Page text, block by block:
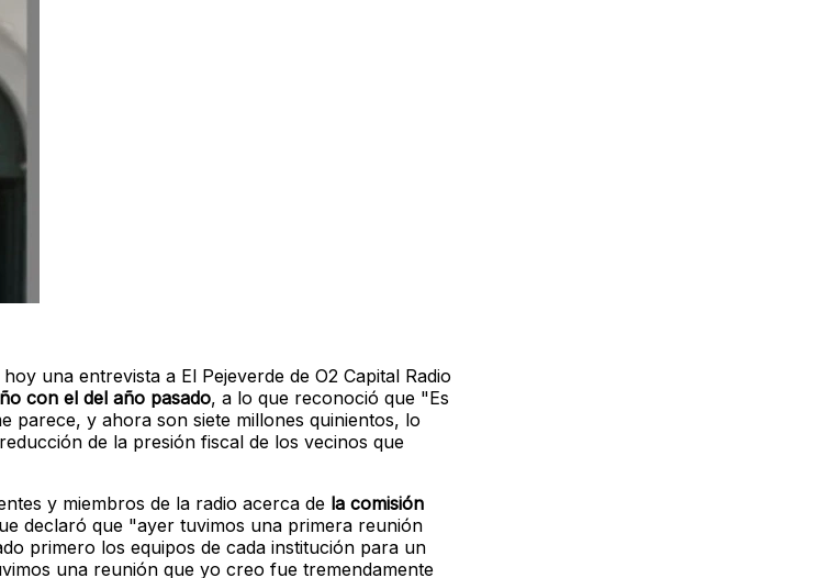
una entrevista a El Pejeverde de O2 Capital Radio
con el del año pasado, a lo que reconoció que "Es
parece, y ahora son siete millones quinientos, lo
de la presión fiscal de los vecinos que
y miembros de la radio acerca de la comisión
declaró que "ayer tuvimos una primera reunión
primero los equipos de cada institución para un
una reunión que yo creo fue tremendamente